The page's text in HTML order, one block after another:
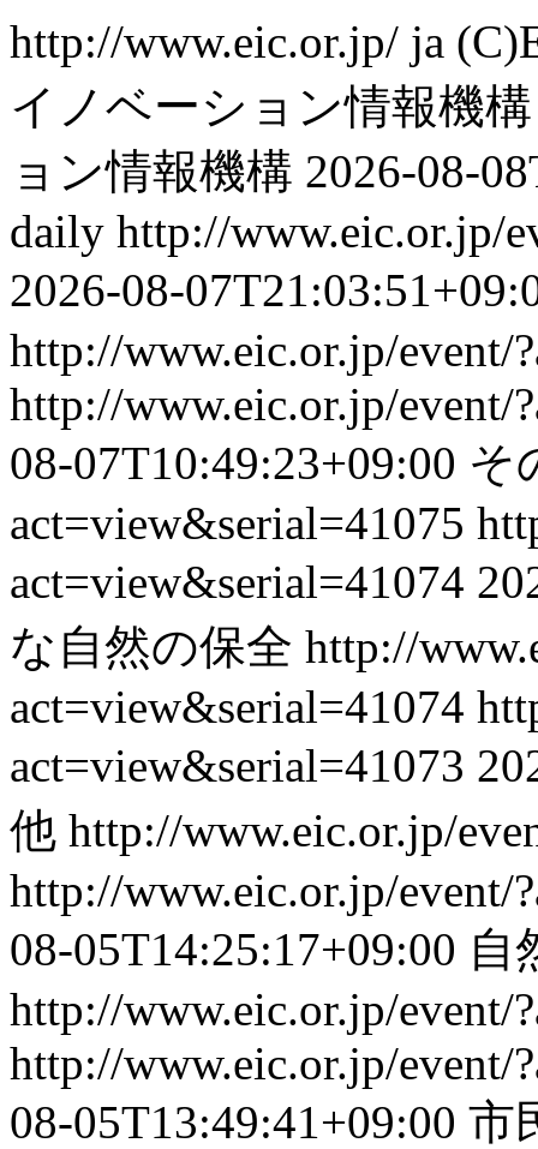
http://www.eic.or.jp/ ja
イノベーション情報機構
ョン情報機構 2026-08-
daily http://www.eic.or.jp/
2026-08-
http://www.eic.or.jp/event/
http://www.eic.or.jp/event/
08-07T10:49:23+09:00 そ
act=view&serial=41075
act=view&serial=41074
な自然の保全 http://
act=view&serial=41074
act=view&serial=41073
他 http://www.eic.or.jp/
http://www.eic.or.jp/event/
08-05T14:25:17+09:00 自
http://www.eic.or.jp/event/
http://www.eic.or.jp/event/
08-05T13:49:41+09:00 市